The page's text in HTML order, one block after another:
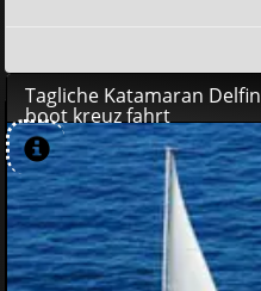
Tagliche Katamaran Delfin
boot kreuz fahrt